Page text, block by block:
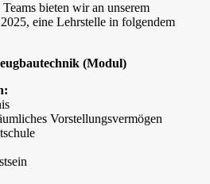
bieten wir an unserem
eine Lehrstelle in folgendem
(Modul)
Vorstellungsvermögen